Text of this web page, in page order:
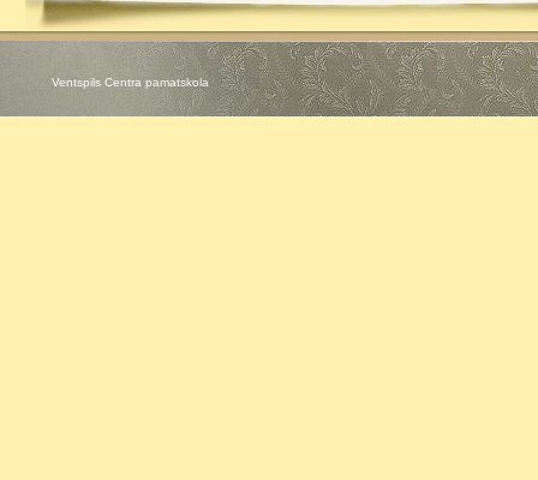
Ventspils Centra pamatskola